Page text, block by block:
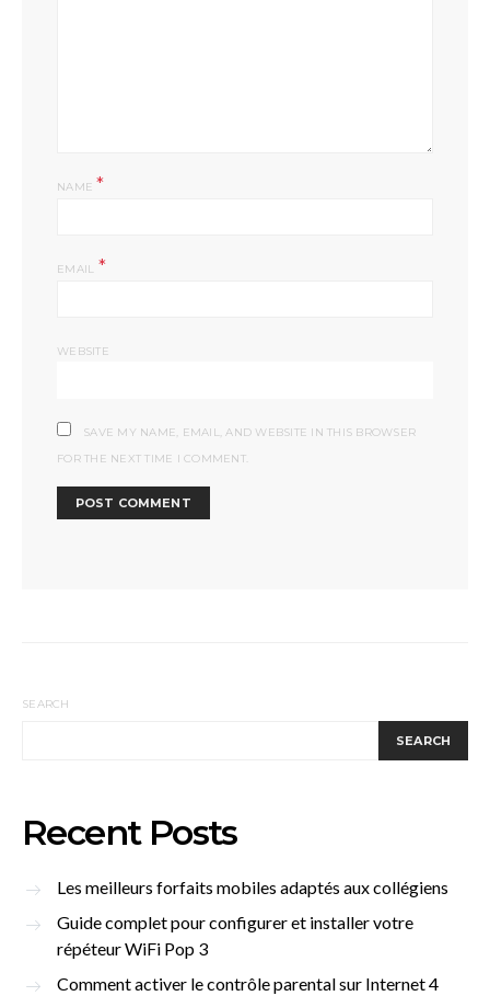
NAME *
EMAIL *
WEBSITE
SAVE MY NAME, EMAIL, AND WEBSITE IN THIS BROWSER
FOR THE NEXT TIME I COMMENT.
SEARCH
SEARCH
Recent Posts
Les meilleurs forfaits mobiles adaptés aux collégiens
Guide complet pour configurer et installer votre
répéteur WiFi Pop 3
Comment activer le contrôle parental sur Internet 4